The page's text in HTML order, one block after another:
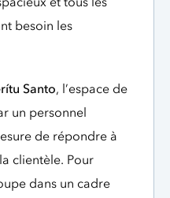
besoin les
Santo, l’espace de
un personnel
de répondre à
clientèle. Pour
dans un cadre